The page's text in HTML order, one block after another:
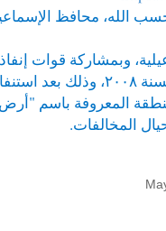
الله، محافظ
وبمشاركة قوات
باسم "أرض
المخالفات.